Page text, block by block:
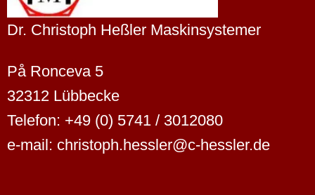
Dr. Christoph Heßler Maskinsystemer
På Ronceva 5
32312 Lübbecke
Telefon: +49 (0) 5741 / 3012080
e-mail: christoph.hessler@c-hessler.de